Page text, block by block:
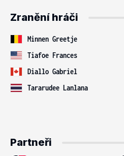
Zranění hráči
Minnen Greetje
Tiafoe Frances
Diallo Gabriel
Tararudee Lanlana
Partneři